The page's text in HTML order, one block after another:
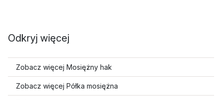
Odkryj więcej
Zobacz więcej Mosiężny hak
Zobacz więcej Półka mosiężna